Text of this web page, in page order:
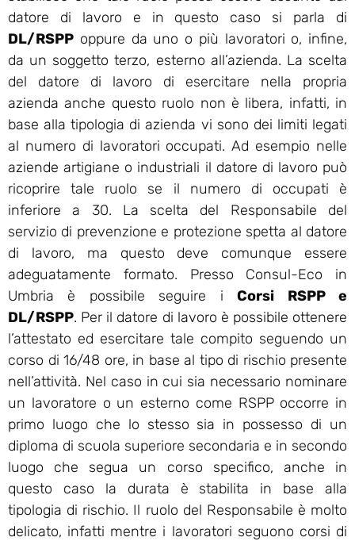
datore di lavoro e in questo caso si parla di
DL/RSPP oppure da uno o più lavoratori o, infine,
da un soggetto terzo, esterno all’azienda. La scelta
del datore di lavoro di esercitare nella propria
azienda anche questo ruolo non è libera, infatti, in
base alla tipologia di azienda vi sono dei limiti legati
al numero di lavoratori occupati. Ad esempio nelle
aziende artigiane o industriali il datore di lavoro può
ricoprire tale ruolo se il numero di occupati è
inferiore a 30. La scelta del Responsabile del
servizio di prevenzione e protezione spetta al datore
di lavoro, ma questo deve comunque essere
adeguatamente formato. Presso Consul-Eco in
Umbria è possibile seguire iCorsi RSPP e
DL/RSPP. Per il datore di lavoro è possibile ottenere
l’attestato ed esercitare tale compito seguendo un
corso di 16/48 ore, in base al tipo di rischio presente
nell’attività. Nel caso in cui sia necessario nominare
un lavoratore o un esterno come RSPP occorre in
primo luogo che lo stesso sia in possesso di un
diploma di scuola superiore secondaria e in secondo
luogo che segua un corso specifico, anche in
questo caso la durata è stabilita in base alla
tipologia di rischio. Il ruolo del Responsabile è molto
delicato, infatti mentre i lavoratori seguono corsi di